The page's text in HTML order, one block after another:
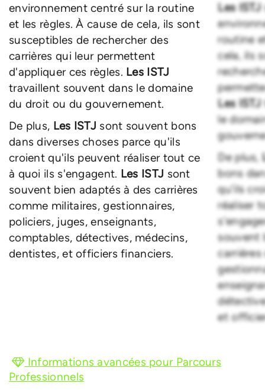
environnement centré sur la routine
et les règles. À cause de cela, ils sont
susceptibles de rechercher des
carrières qui leur permettent
d'appliquer ces règles. Les ISTJ
travaillent souvent dans le domaine
du droit ou du gouvernement.
De plus, Les ISTJ sont souvent bons
dans diverses choses parce qu'ils
croient qu'ils peuvent réaliser tout ce
à quoi ils s'engagent. Les ISTJ sont
souvent bien adaptés à des carrières
comme militaires, gestionnaires,
policiers, juges, enseignants,
comptables, détectives, médecins,
dentistes, et officiers financiers.
Les ISTJ
routine
cela, ils
Les ISTJ
le
De plus,
bons
qu'ils
réaliser
souvent
et
Informations avancées pour Parcours
Professionnels